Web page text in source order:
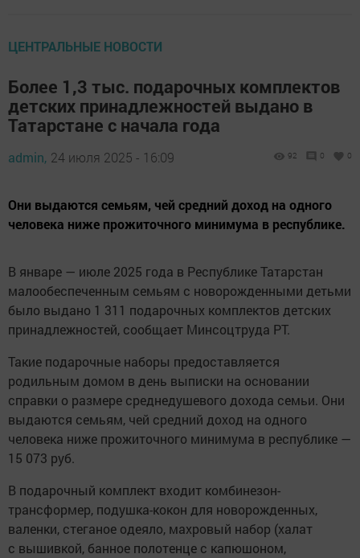
ЦЕНТРАЛЬНЫЕ НОВОСТИ
Более 1,3 тыс. подарочных комплектов
детских принадлежностей выдано в
Татарстане с начала года
admin, 24 июля 2025 - 16:09 92 0 0
Они выдаются семьям, чей средний доход на одного
человека ниже прожиточного минимума в республике.
В январе — июле 2025 года в Республике Татарстан
малообеспеченным семьям с новорожденными детьми
было выдано 1 311 подарочных комплектов детских
принадлежностей, сообщает Минсоцтруда РТ.
Такие подарочные наборы предоставляется
родильным домом в день выписки на основании
справки о размере среднедушевого дохода семьи. Они
выдаются семьям, чей средний доход на одного
человека ниже прожиточного минимума в республике —
15 073 руб.
В подарочный комплект входит комбинезон-
трансформер, подушка-кокон для новорожденных,
валенки, стеганое одеяло, махровый набор (халат
с вышивкой, банное полотенце с капюшоном,